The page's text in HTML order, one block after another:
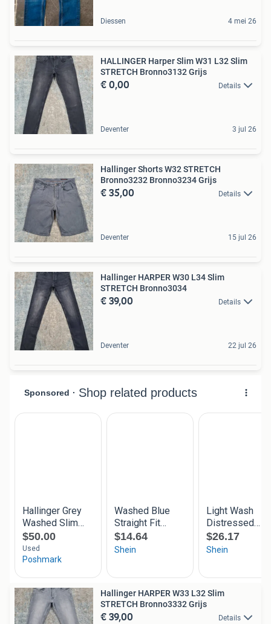
Diessen 4 mei 26
HALLINGER Harper Slim W31 L32 Slim
STRETCH Bronno3132 Grijs
€ 0,00 Details
Deventer 3 jul 26
Hallinger Shorts W32 STRETCH
Bronno3232 Bronno3234 Grijs
€ 35,00 Details
Deventer 15 jul 26
Hallinger HARPER W30 L34 Slim
STRETCH Bronno3034
€ 39,00 Details
Deventer 22 jul 26
Hallinger HARPER W33 L32 Slim
STRETCH Bronno3332 Grijs
€ 39,00 Details